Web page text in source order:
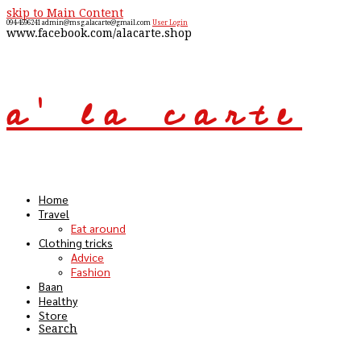
skip to Main Content
094-4596241 admin@msg.alacarte@gmail.com User Login
www.facebook.com/alacarte.shop
a' la carte
Home
Travel
Eat around
Clothing tricks
Advice
Fashion
Baan
Healthy
Store
Search